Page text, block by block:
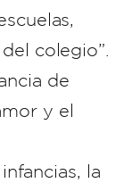
colegio”.
de
y el
la